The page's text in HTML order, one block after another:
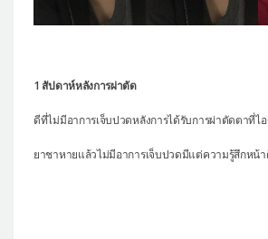
1 สัปดาห์หลังการผ่าตัด
ดีที่ไม่มีอาการเจ็บปวดหลังการได้รับการผ่าตัดตาที่ไ
ยาชาหายแล้วไม่มีอาการเจ็บปวดมีแต่ความรู้สึกหน้